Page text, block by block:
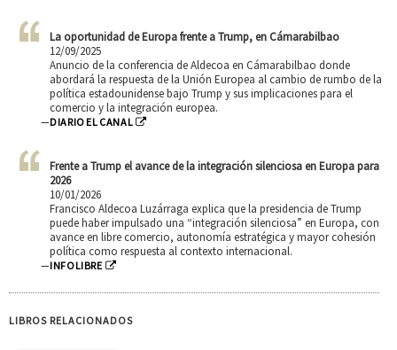
La oportunidad de Europa frente a Trump, en Cámarabilbao
12/09/2025
Anuncio de la conferencia de Aldecoa en Cámarabilbao donde
abordará la respuesta de la Unión Europea al cambio de rumbo de la
política estadounidense bajo Trump y sus implicaciones para el
comercio y la integración europea.
—DIARIO EL CANAL
Frente a Trump el avance de la integración silenciosa en Europa para
2026
10/01/2026
Francisco Aldecoa Luzárraga explica que la presidencia de Trump
puede haber impulsado una “integración silenciosa” en Europa, con
avance en libre comercio, autonomía estratégica y mayor cohesión
política como respuesta al contexto internacional.
—INFOLIBRE
LIBROS RELACIONADOS